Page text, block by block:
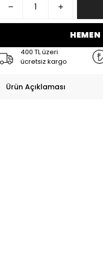
HEMEN
400 TL üzeri
ücretsiz kargo
Ürün Açıklaması